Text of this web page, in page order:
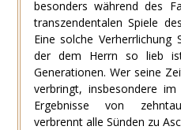
besonders während des
transzendentalen Spiele
Eine solche Verherrlichung
der dem Herrn so lieb
Generationen. Wer seine
verbringt, insbesondere
Ergebnisse von
verbrennt alle Sünden zu